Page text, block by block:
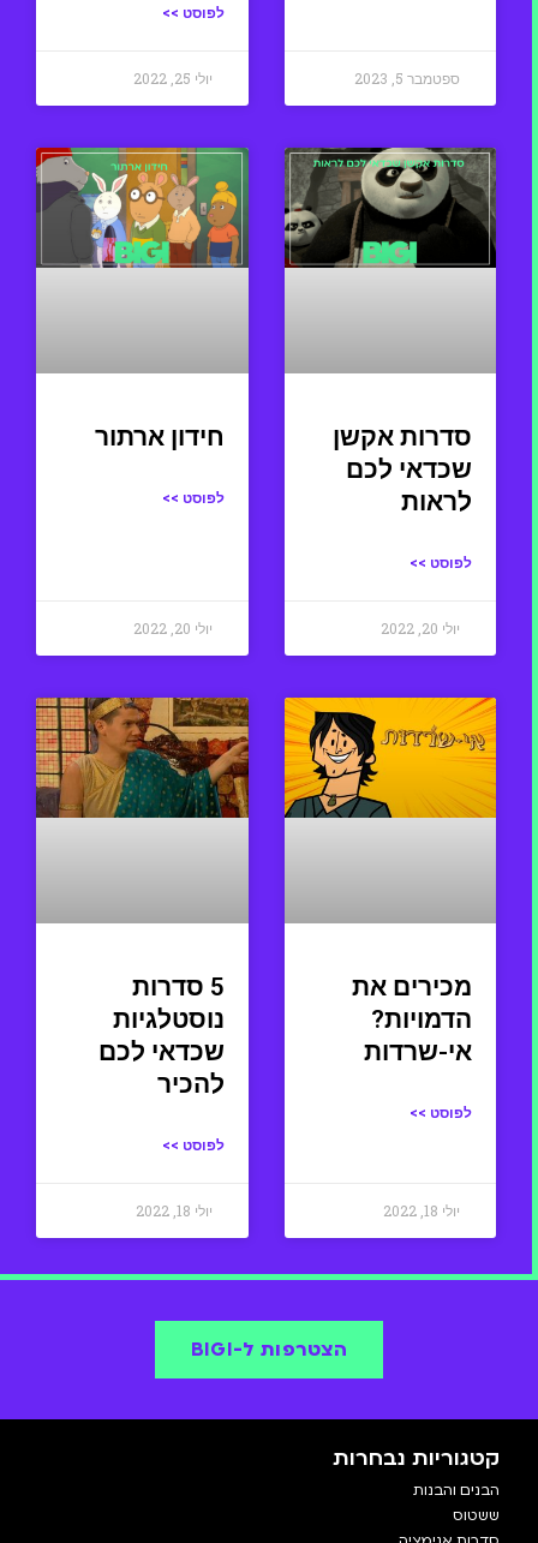
ספטמבר 5, 2023
לפוסט >>
יולי 25, 2022
סדרות אקשן
שכדאי לכם
לראות
לפוסט >>
יולי 20, 2022
חידון ארתור
לפוסט >>
יולי 20, 2022
מכירים את
הדמויות?
אי-שרדות
לפוסט >>
יולי 18, 2022
5 סדרות
נוסטלגיות
שכדאי לכם
להכיר
לפוסט >>
יולי 18, 2022
הצטרפות ל-BIGI
קטגוריות נבחרות
הבנים והבנות
ששטוס